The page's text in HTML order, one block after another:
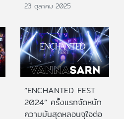
23 ตุลาคม 2025
“ENCHANTED FEST
2024” ครั้งแรกจัดหนัก
ความมันสุดหลอนจุใจต่อ